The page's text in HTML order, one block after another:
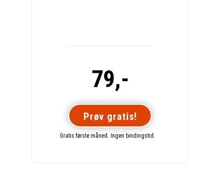
79,-
Prøv gratis!
Gratis første måned. Ingen bindingstid.